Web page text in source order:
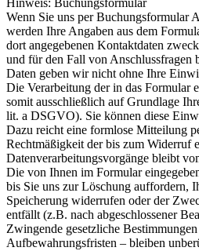
Hinweis: Buchungsformular
Wenn Sie uns per Buchungsformular
werden Ihre Angaben aus dem
dort angegebenen Kontaktdaten
und für den Fall von Anschlussfragen
Daten geben wir nicht ohne Ihre
Die Verarbeitung der in das Formular
somit ausschließlich auf Grundlage
lit. a DSGVO). Sie können diese
Dazu reicht eine formlose Mitteilung
Rechtmäßigkeit der bis zum Widerruf
Datenverarbeitungsvorgänge bleibt
Die von Ihnen im Formular
bis Sie uns zur Löschung auffordern,
Speicherung widerrufen oder der
entfällt (z.B. nach abgeschlossener
Zwingende gesetzliche
Aufbewahrungsfristen – bleiben